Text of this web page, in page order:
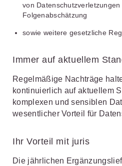
von
Folgenabschätzung
sowie weitere gesetzliche
Immer auf aktuellem
Regelmäßige Nachträge
kontinuierlich auf aktuellem
komplexen und sensiblen
wesentlicher Vorteil für
Ihr Vorteil mit juris
Die jährlichen